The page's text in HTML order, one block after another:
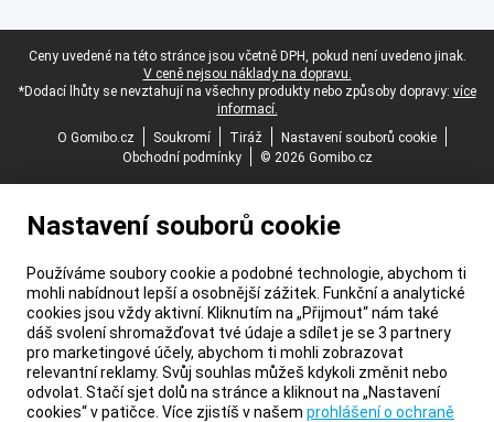
Právní zápatí
Ceny uvedené na této stránce jsou včetně DPH, pokud není uvedeno jinak.
V ceně nejsou náklady na dopravu.
*Dodací lhůty se nevztahují na všechny produkty nebo způsoby dopravy: více
informací.
O Gomibo.cz
Soukromí Tiráž
Nastavení souborů cookie
Obchodní podmínky
© 2026 Gomibo.cz
Nastavení souborů cookie
Používáme soubory cookie a podobné technologie, abychom ti
mohli nabídnout lepší a osobnější zážitek. Funkční a analytické
cookies jsou vždy aktivní. Kliknutím na „Přijmout“ nám také
dáš svolení shromažďovat tvé údaje a sdílet je se 3 partnery
pro marketingové účely, abychom ti mohli zobrazovat
relevantní reklamy. Svůj souhlas můžeš kdykoli změnit nebo
odvolat. Stačí sjet dolů na stránce a kliknout na „Nastavení
cookies“ v patičce. Více zjistíš v našem prohlášení o ochraně